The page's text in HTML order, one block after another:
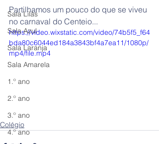
Sala Lilás
Sala Azul
Sala Laranja
Sala Amarela
1.º ano
2.º ano
3.º ano
4.º ano
Partilhamos um pouco do que se viveu
no carnaval do Centeio...
https://video.wixstatic.com/video/74b5f5_f64
bda80c6044ed184a3843bf4a7ea11/1080p/
mp4/file.mp4
Colégio